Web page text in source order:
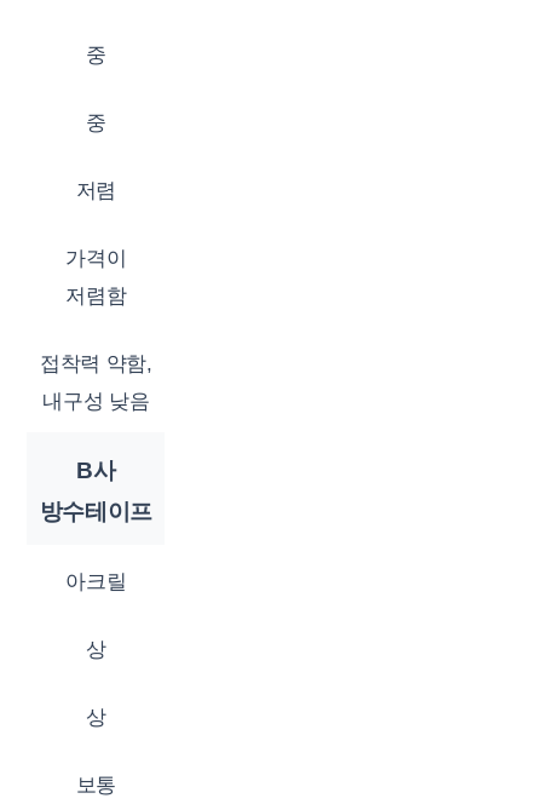
중
중
저렴
가격이
저렴함
접착력 약함,
내구성 낮음
B사
방수테이프
아크릴
상
상
보통